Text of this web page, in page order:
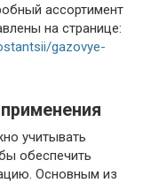
ассортимент
на странице:
gazovye-
учитывать
обеспечить
Основным из